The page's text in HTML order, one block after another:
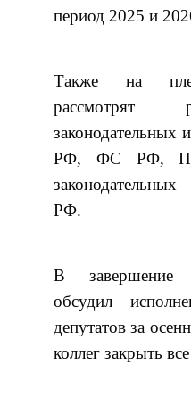
период 2025 и
Также на
рассмотрят
законодательных
РФ, ФС РФ,
РФ.
В завершение
обсудил
депутатов за
коллег закрыть